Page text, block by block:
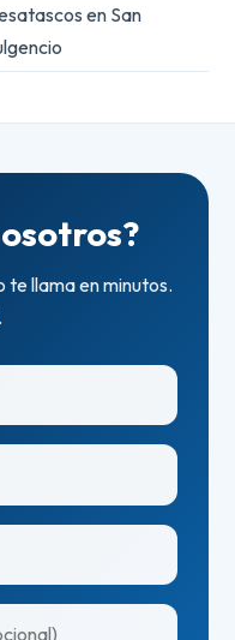
en San
te llama en minutos.
.